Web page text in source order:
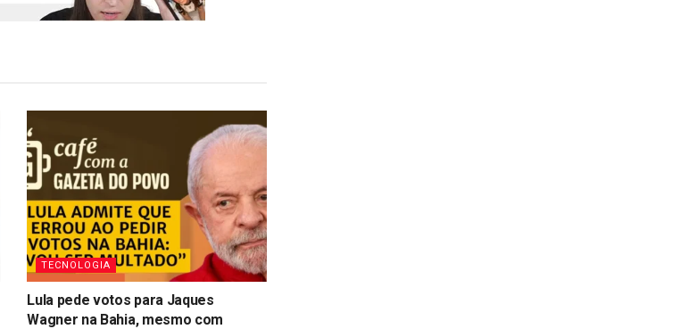
TECNOLOGIA
Lula pede votos para Jaques
Wagner na Bahia, mesmo com